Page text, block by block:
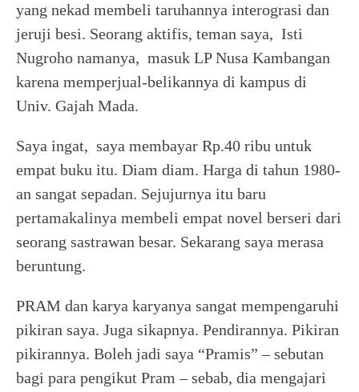
yang nekad membeli taruhannya interograsi dan
jeruji besi. Seorang aktifis, teman saya, Isti
Nugroho namanya, masuk LP Nusa Kambangan
karena memperjual-belikannya di kampus di
Univ. Gajah Mada.
Saya ingat, saya membayar Rp.40 ribu untuk
empat buku itu. Diam diam. Harga di tahun 1980-
an sangat sepadan. Sejujurnya itu baru
pertamakalinya membeli empat novel berseri dari
seorang sastrawan besar. Sekarang saya merasa
beruntung.
PRAM dan karya karyanya sangat mempengaruhi
pikiran saya. Juga sikapnya. Pendirannya. Pikiran
pikirannya. Boleh jadi saya “Pramis” – sebutan
bagi para pengikut Pram – sebab, dia mengajari